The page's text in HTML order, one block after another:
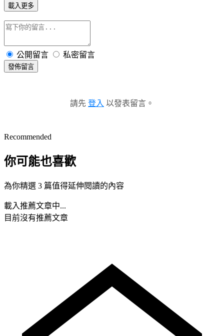
載入更多
公開留言 私密留言
發佈留言
請先 登入 以發表留言。
Recommended
你可能也喜歡
為你精選 3 篇值得延伸閱讀的內容
載入推薦文章中...
目前沒有推薦文章